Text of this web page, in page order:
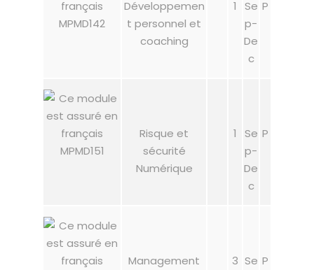
MPMD142
Développemen
t personnel et
coaching
1
Se
p-
De
c
P
MPMD151
Risque et
sécurité
Numérique
1
Se
p-
De
c
P
Management
3 Se P